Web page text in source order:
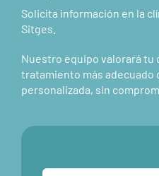
Solicita información en la
Sitges.
Nuestro equipo valorará tu
tratamiento más adecuado
personalizada, sin